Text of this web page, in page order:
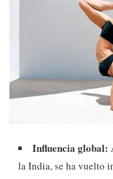
Influencia global:
la India, se ha vuelto